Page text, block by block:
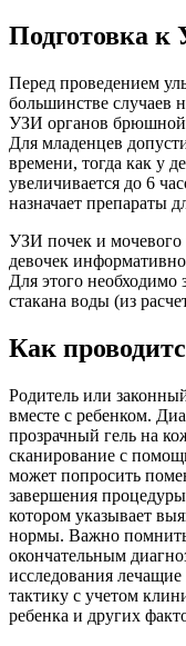
Подготовка
Перед проведением
большинстве случаев
УЗИ органов брюшной
Для младенцев
времени, тогда как у
увеличивается до 6
назначает препараты
УЗИ почек и мочевого
девочек
Для этого необходимо
стакана воды (из
Как
Родитель или
вместе с ребенком.
прозрачный гель на
сканирование с
может попросить
завершения
котором указывает
нормы. Важно
окончательным
исследования
тактику с учетом
ребенка и других